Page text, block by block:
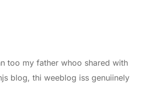
too my father whoo shared with
blog, thi weeblog iss genuiinely